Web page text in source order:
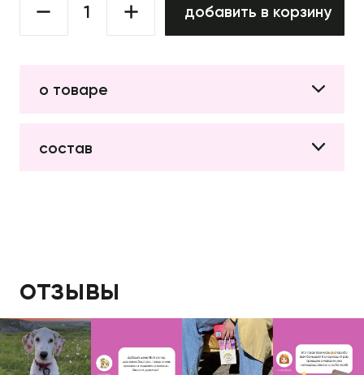
добавить в корзину
о товаре
состав
отзывы